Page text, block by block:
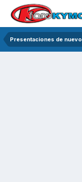
Presentaciones de